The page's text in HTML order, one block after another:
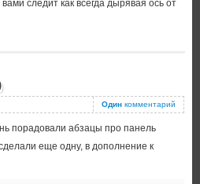
следит как всегда дырявая ось от
Один комментарий
порадовали абзацы про панель
еще одну, в дополнение к